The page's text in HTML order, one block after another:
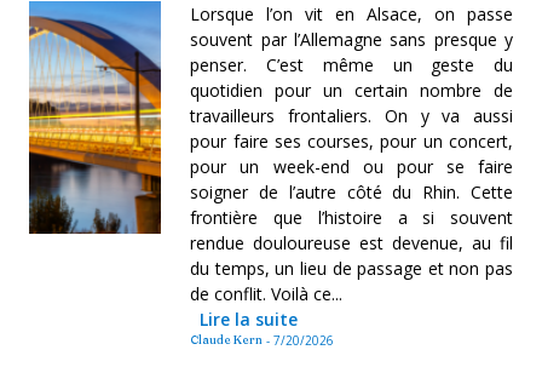
Lorsque l’on vit en Alsace, on passe
souvent par l’Allemagne sans presque y
penser. C’est même un geste du
quotidien pour un certain nombre de
travailleurs frontaliers. On y va aussi
pour faire ses courses, pour un concert,
pour un week-end ou pour se faire
soigner de l’autre côté du Rhin. Cette
frontière que l’histoire a si souvent
rendue douloureuse est devenue, au fil
du temps, un lieu de passage et non pas
de conflit. Voilà ce...
Lire la suite
Claude Kern -7/20/2026